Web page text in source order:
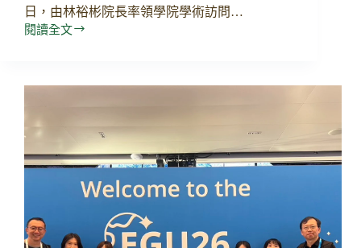
日，由林裕彬院長率領學院學術訪問…
閱讀全文
拜
本
校
北
海
學，
深